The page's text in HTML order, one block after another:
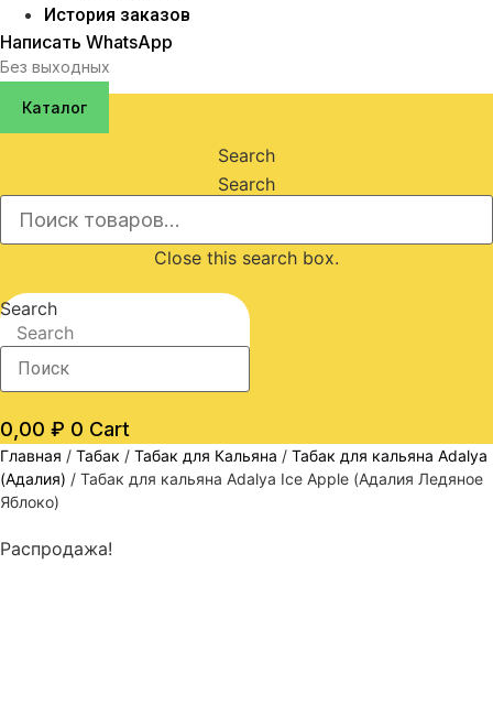
История заказов
Написать WhatsApp
Без выходных
Каталог
Search
Search
Close this search box.
Search
Search
0,00 ₽ 0 Cart
Главная / Табак / Табак для Кальяна / Табак для кальяна Adalya
(Адалия) / Табак для кальяна Adalya Ice Apple (Адалия Ледяное
Яблоко)
Распродажа!